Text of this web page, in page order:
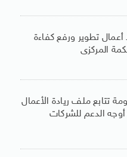
أعمال تطوير ورفع كفاءة
المركزى
تتابع ملف ريادة الأعمال
أوجه الدعم للشركات